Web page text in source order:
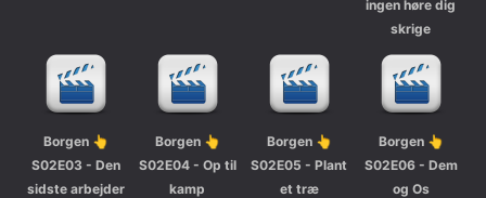
ingen høre dig
skrige
Borgen 👆
S02E03 - Den
sidste arbejder
Borgen 👆
S02E04 - Op til
kamp
Borgen 👆
S02E05 - Plant
et træ
Borgen 👆
S02E06 - Dem
og Os